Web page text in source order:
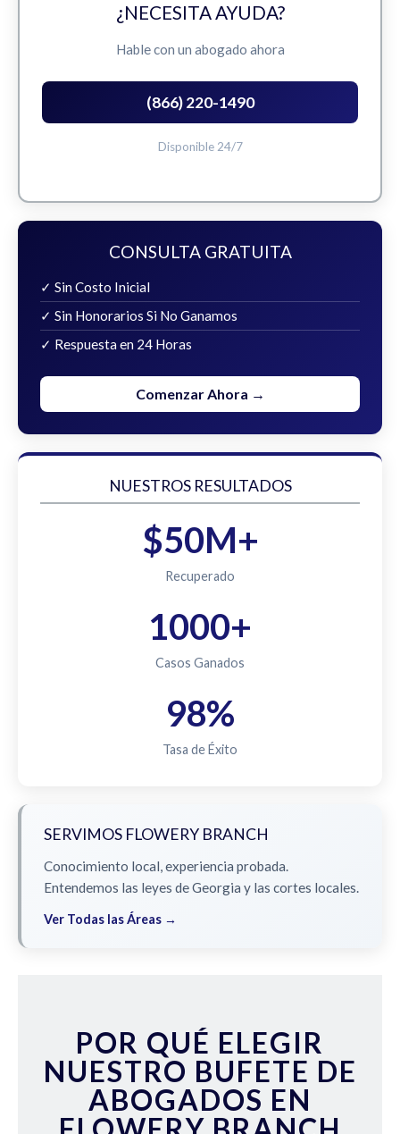
¿NECESITA AYUDA?
Hable con un abogado ahora
(866) 220-1490
Disponible 24/7
CONSULTA GRATUITA
✓ Sin Costo Inicial
✓ Sin Honorarios Si No Ganamos
✓ Respuesta en 24 Horas
Comenzar Ahora →
NUESTROS RESULTADOS
$50M+
Recuperado
1000+
Casos Ganados
98%
Tasa de Éxito
SERVIMOS FLOWERY BRANCH
Conocimiento local, experiencia probada.
Entendemos las leyes de Georgia y las cortes locales.
Ver Todas las Áreas →
POR QUÉ ELEGIR
NUESTRO BUFETE DE
ABOGADOS EN